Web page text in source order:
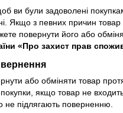
ви були задоволені
Якщо з певних причин
повернути його або
«Про захист прав
або обміняти товар
якщо товар не
не підлягають поверненню.